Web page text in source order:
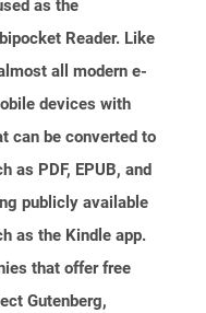
as the
Reader. Like
all modern e-
devices with
can be converted to
as PDF, EPUB, and
publicly available
as the Kindle app.
that offer free
Gutenberg,